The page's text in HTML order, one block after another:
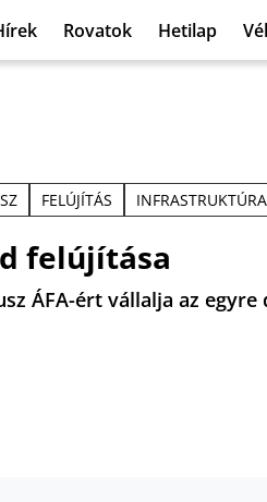
Rovatok Hetilap
FELÚJÍTÁS INFRASTRUKTÚRA
felújítása
ÁFA-ért vállalja az egyre